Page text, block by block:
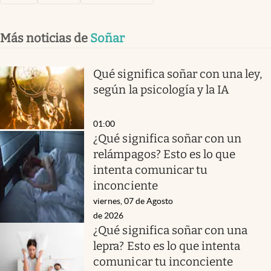
Más noticias de Soñar
Qué significa soñar con una ley,
según la psicología y la IA
01:00
¿Qué significa soñar con un
relámpagos? Esto es lo que
intenta comunicar tu
inconciente
viernes, 07 de Agosto
de 2026
¿Qué significa soñar con una
lepra? Esto es lo que intenta
comunicar tu inconciente